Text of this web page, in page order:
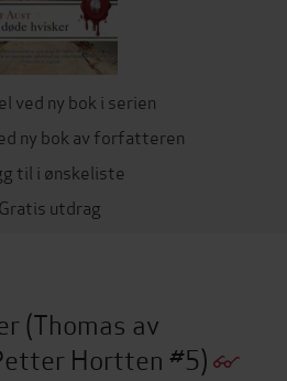
ved ny bok i serien
ny bok av forfatteren
til i ønskeliste
Gratis utdrag
(Thomas av
Hortten #5)